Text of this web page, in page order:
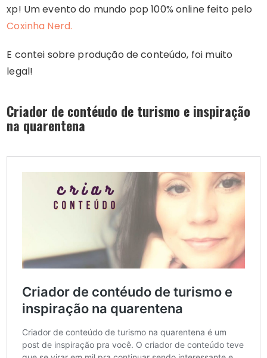
xp! Um evento do mundo pop 100% online feito pelo
Coxinha Nerd.
E contei sobre produção de conteúdo, foi muito
legal!
Criador de contéudo de turismo e inspiração
na quarentena